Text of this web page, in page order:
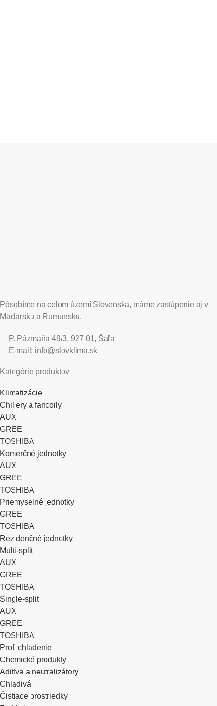
Pôsobíme na celom území Slovenska, máme zastúpenie aj v
Maďarsku a Rumunsku.
P. Pázmaňa 49/3, 927 01, Šaľa
E-mail: info@slovklima.sk
Kategórie produktov
Klimatizácie
Chillery a fancoily
AUX
GREE
TOSHIBA
Komerčné jednotky
AUX
GREE
TOSHIBA
Priemyselné jednotky
GREE
TOSHIBA
Rezidenčné jednotky
Multi-split
AUX
GREE
TOSHIBA
Single-split
AUX
GREE
TOSHIBA
Profi chladenie
Chemické produkty
Aditíva a neutralizátory
Chladivá
Čistiace prostriedky